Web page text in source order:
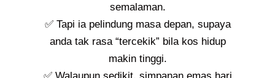
semalaman.
✅ Tapi ia pelindung masa depan, supaya
anda tak rasa “tercekik” bila kos hidup
makin tinggi.